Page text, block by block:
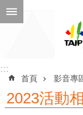
跳到主要內容區塊
::::::
首頁 影音專
2023活動